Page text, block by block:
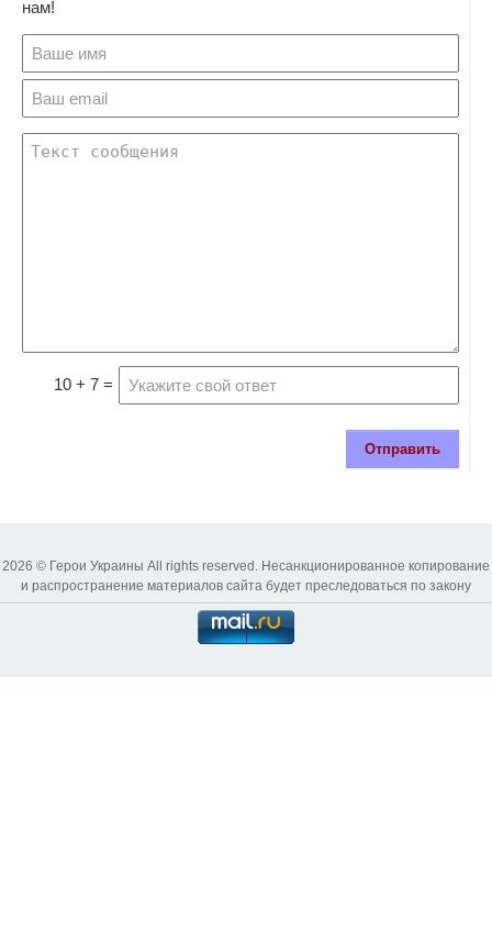
нам!
10 + 7 =
Отправить
2026 © Герои Украины All rights reserved. Несанкционированное копирование
и распространение материалов сайта будет преследоваться по закону